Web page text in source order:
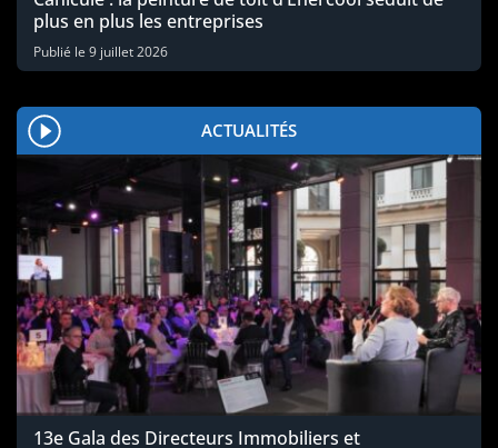
plus en plus les entreprises
Publié le 9 juillet 2026
ACTUALITÉS
13e Gala des Directeurs Immobiliers et